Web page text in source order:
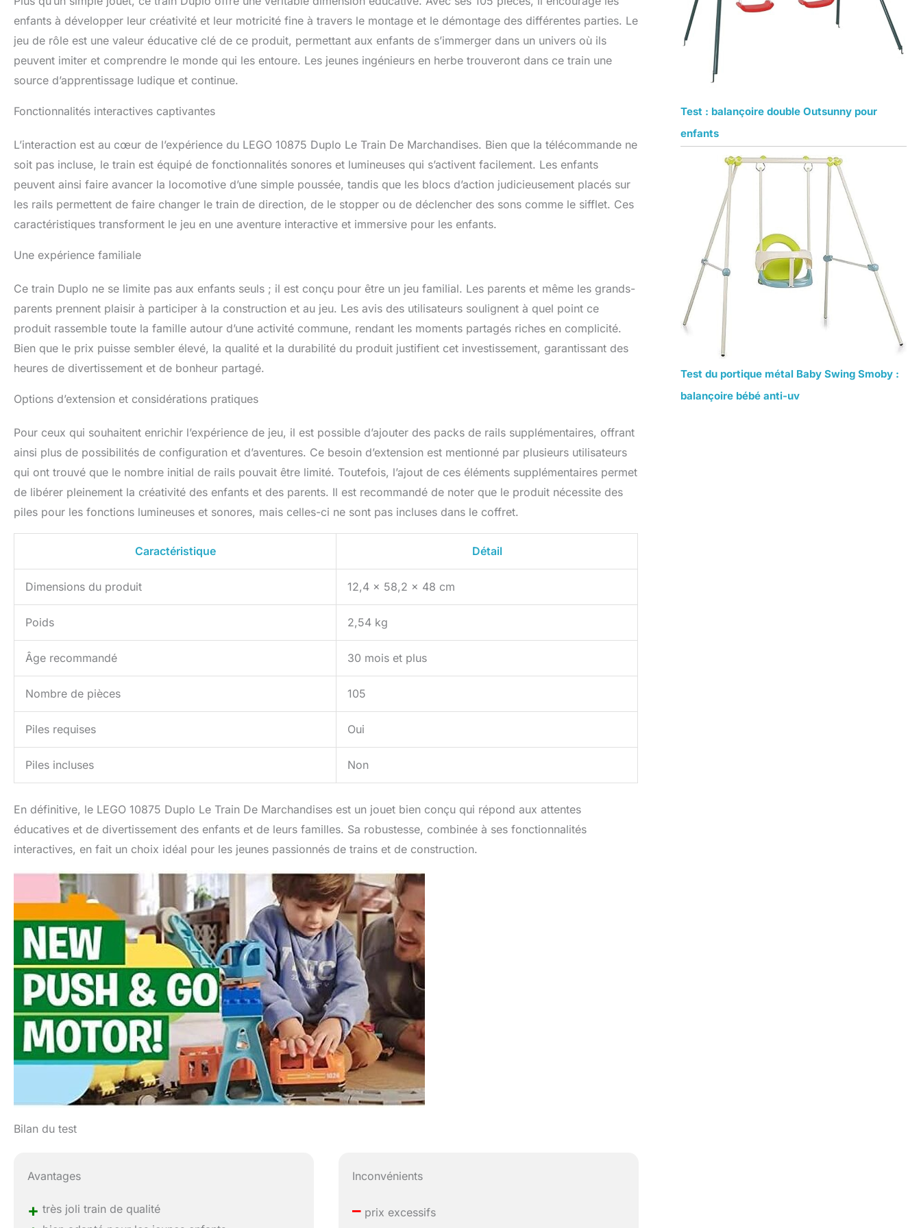
enfants à développer leur créativité et leur motricité fine à travers le montage et le démontage des différentes parties. Le
jeu de rôle est une valeur éducative clé de ce produit, permettant aux enfants de s’immerger dans un univers où ils
peuvent imiter et comprendre le monde qui les entoure. Les jeunes ingénieurs en herbe trouveront dans ce train une
source d’apprentissage ludique et continue.
Fonctionnalités interactives captivantes
L’interaction est au cœur de l’expérience du LEGO 10875 Duplo Le Train De Marchandises. Bien que la télécommande ne
soit pas incluse, le train est équipé de fonctionnalités sonores et lumineuses qui s’activent facilement. Les enfants
peuvent ainsi faire avancer la locomotive d’une simple poussée, tandis que les blocs d’action judicieusement placés sur
les rails permettent de faire changer le train de direction, de le stopper ou de déclencher des sons comme le sifflet. Ces
caractéristiques transforment le jeu en une aventure interactive et immersive pour les enfants.
Une expérience familiale
Ce train Duplo ne se limite pas aux enfants seuls ; il est conçu pour être un jeu familial. Les parents et même les grands-
parents prennent plaisir à participer à la construction et au jeu. Les avis des utilisateurs soulignent à quel point ce
produit rassemble toute la famille autour d’une activité commune, rendant les moments partagés riches en complicité.
Bien que le prix puisse sembler élevé, la qualité et la durabilité du produit justifient cet investissement, garantissant des
heures de divertissement et de bonheur partagé.
Options d’extension et considérations pratiques
Pour ceux qui souhaitent enrichir l’expérience de jeu, il est possible d’ajouter des packs de rails supplémentaires, offrant
ainsi plus de possibilités de configuration et d’aventures. Ce besoin d’extension est mentionné par plusieurs utilisateurs
qui ont trouvé que le nombre initial de rails pouvait être limité. Toutefois, l’ajout de ces éléments supplémentaires permet
de libérer pleinement la créativité des enfants et des parents. Il est recommandé de noter que le produit nécessite des
piles pour les fonctions lumineuses et sonores, mais celles-ci ne sont pas incluses dans le coffret.
Caractéristique Détail
Dimensions du produit 12,4 x 58,2 x 48 cm
Poids 2,54 kg
Âge recommandé 30 mois et plus
Nombre de pièces 105
Piles requises Oui
Piles incluses Non
En définitive, le LEGO 10875 Duplo Le Train De Marchandises est un jouet bien conçu qui répond aux attentes
éducatives et de divertissement des enfants et de leurs familles. Sa robustesse, combinée à ses fonctionnalités
interactives, en fait un choix idéal pour les jeunes passionnés de trains et de construction.
Bilan du test
Avantages
+ très joli train de qualité
Inconvénients
– prix excessifs
Test : balançoire double Outsunny pour
enfants
Test du portique métal Baby Swing Smoby :
balançoire bébé anti-uv